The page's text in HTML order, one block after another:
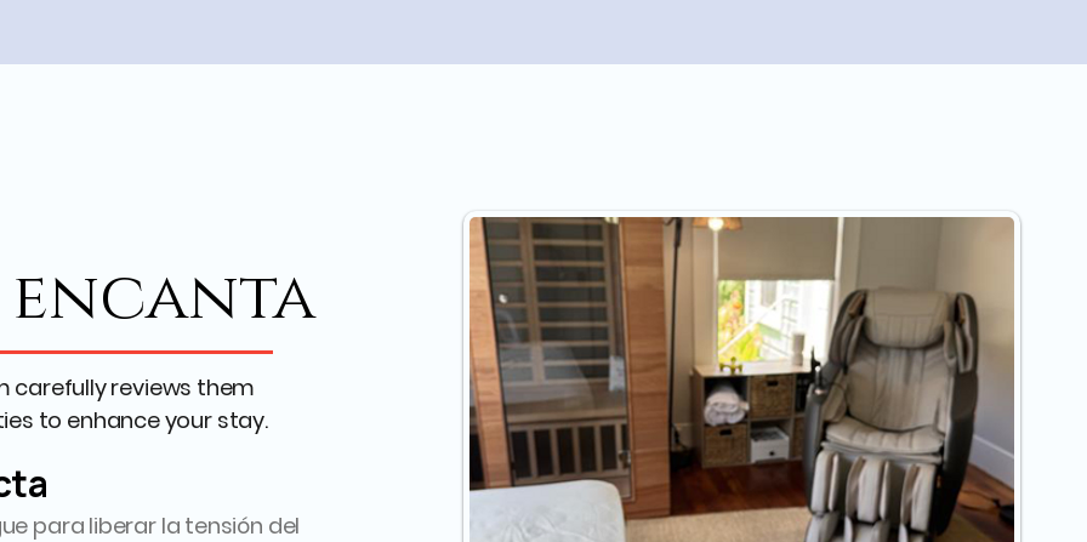
encanta
carefully reviews them
to enhance your stay.
para liberar la tensión del